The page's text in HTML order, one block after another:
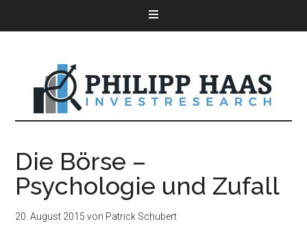
Die Börse –
Psychologie und Zufall
20. August 2015 von Patrick Schubert